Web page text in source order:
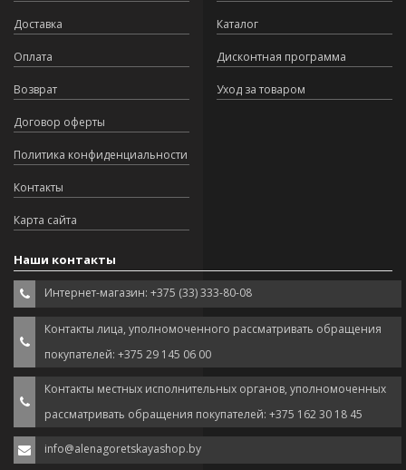
Доставка
Оплата
Возврат
Договор оферты
Политика конфиденциальности
Контакты
Карта сайта
Каталог
Дисконтная программа
Уход за товаром
Наши контакты
Интернет-магазин: +375 (33) 333-80-08
Контакты лица, уполномоченного рассматривать обращения
покупателей: +375 29 145 06 00
Контакты местных исполнительных органов, уполномоченных
рассматривать обращения покупателей: +375 162 30 18 45
info@alenagoretskayashop.by